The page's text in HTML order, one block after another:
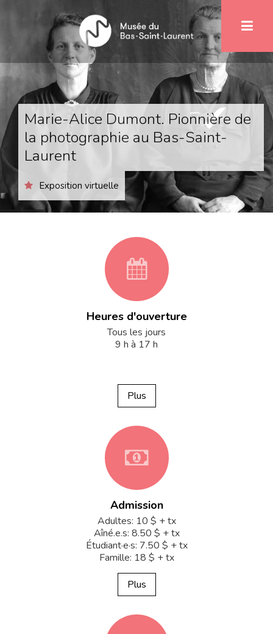
principal
Marie-Alice Dumont. Pionnière de
la photographie au Bas-Saint-
Laurent
Exposition virtuelle
fa
fa-
Heures d'ouverture
Tous les jours
9 h à 17 h
Plus
fa-
money
Admission
Adultes: 10 $ + tx
Aîné.e.s: 8.50 $ + tx
Étudiant·e·s: 7.50 $ + tx
Famille: 18 $ + tx
Plus